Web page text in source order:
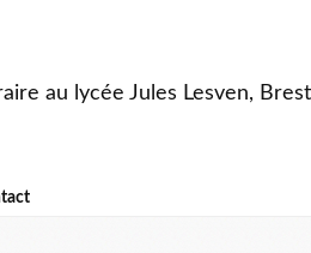
au lycée Jules Lesven, Brest